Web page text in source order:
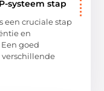
systeem stap
een cruciale stap
en
goed